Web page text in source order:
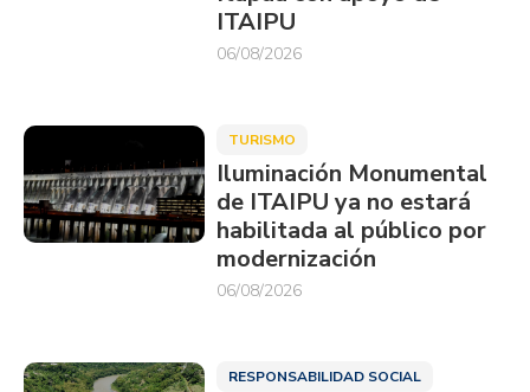
ITAIPU
06/08/2026
TURISMO
Iluminación Monumental
de ITAIPU ya no estará
habilitada al público por
modernización
06/08/2026
RESPONSABILIDAD SOCIAL